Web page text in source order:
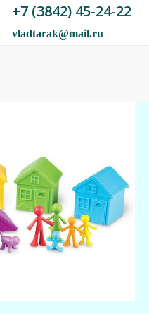
+7 (3842) 45-24-22
vladtarak@mail.ru